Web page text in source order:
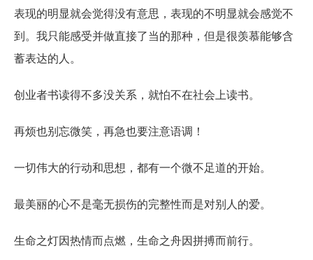
表现的明显就会觉得没有意思，表现的不明显就会感觉不
到。我只能感受并做直接了当的那种，但是很羡慕能够含
蓄表达的人。
创业者书读得不多没关系，就怕不在社会上读书。
再烦也别忘微笑，再急也要注意语调！
一切伟大的行动和思想，都有一个微不足道的开始。
最美丽的心不是毫无损伤的完整性而是对别人的爱。
生命之灯因热情而点燃，生命之舟因拼搏而前行。